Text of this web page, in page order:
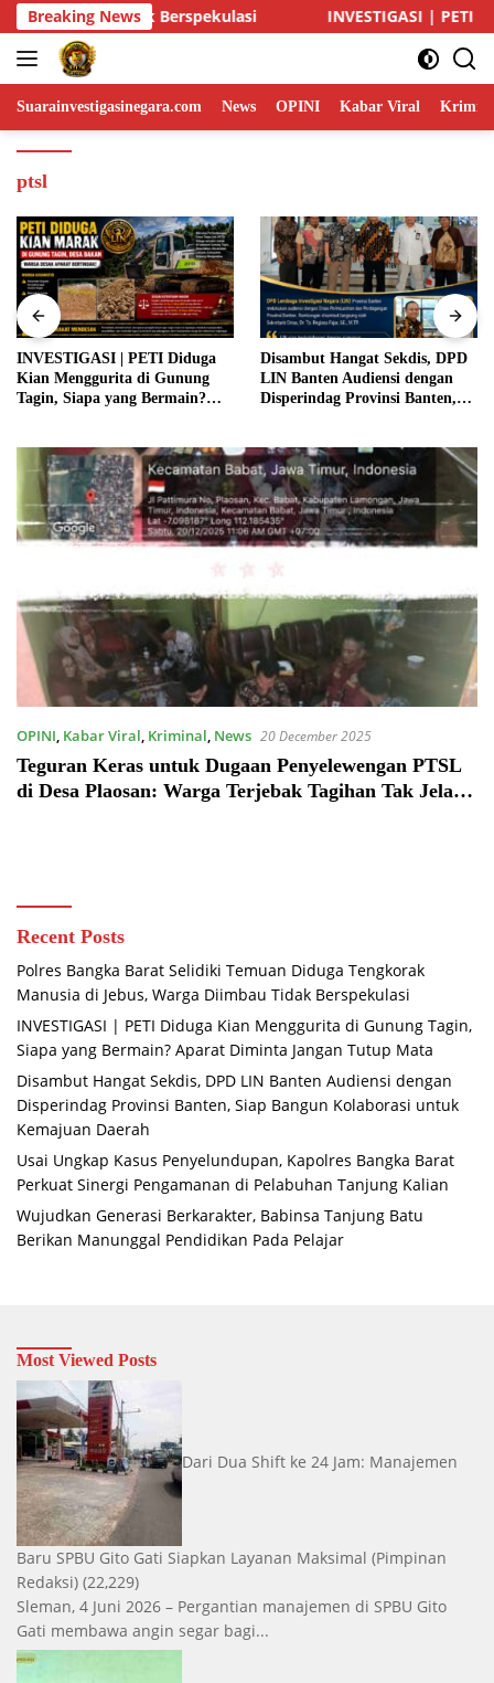
Skip
to
content
Breaking News| PETI Diduga Kian Menggurita di Gunung Tagin,
Suarainvestigasinegara.com News OPINI Kabar Viral
ptsl
INVESTIGASI | PETI Diduga
Kian Menggurita di Gunung
Tagin, Siapa yang Bermain?
Disambut Hangat Sekdis, DPD
LIN Banten Audiensi dengan
Disperindag Provinsi Banten,
OPINI, Kabar Viral, Kriminal, News 20 December 2025
Teguran Keras untuk Dugaan Penyelewengan PTSL
di Desa Plaosan: Warga Terjebak Tagihan Tak Jelas,
Recent Posts
Polres Bangka Barat Selidiki Temuan Diduga Tengkorak
Manusia di Jebus, Warga Diimbau Tidak Berspekulasi
INVESTIGASI | PETI Diduga Kian Menggurita di Gunung Tagin,
Siapa yang Bermain? Aparat Diminta Jangan Tutup Mata
Disambut Hangat Sekdis, DPD LIN Banten Audiensi dengan
Disperindag Provinsi Banten, Siap Bangun Kolaborasi untuk
Kemajuan Daerah
Usai Ungkap Kasus Penyelundupan, Kapolres Bangka Barat
Perkuat Sinergi Pengamanan di Pelabuhan Tanjung Kalian
Wujudkan Generasi Berkarakter, Babinsa Tanjung Batu
Berikan Manunggal Pendidikan Pada Pelajar
Most Viewed Posts
Dari Dua Shift ke 24 Jam: Manajemen
Baru SPBU Gito Gati Siapkan Layanan Maksimal (Pimpinan
Redaksi) (22,229)
Sleman, 4 Juni 2026 – Pergantian manajemen di SPBU Gito
Gati membawa angin segar bagi...